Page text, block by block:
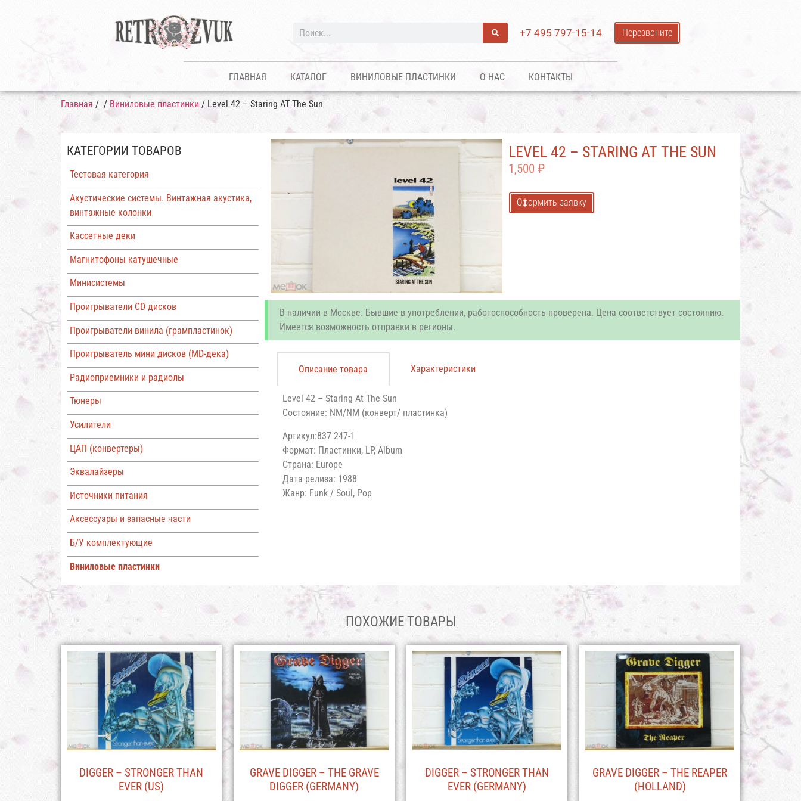
+7 495 797-15-14 Перезвоните
ГЛАВНАЯ КАТАЛОГ ВИНИЛОВЫЕ ПЛАСТИНКИ О НАС КОНТАКТЫ
Главная / / Виниловые пластинки / Level 42 – Staring AT The Sun
КАТЕГОРИИ ТОВАРОВ
Тестовая категория
Акустические системы. Винтажная акустика,
винтажные колонки
Кассетные деки
Магнитофоны катушечные
Минисистемы
Проигрыватели CD дисков
Проигрыватели винила (грампластинок)
Проигрыватель мини дисков (MD-дека)
Радиоприемники и радиолы
Тюнеры
Усилители
ЦАП (конвертеры)
Эквалайзеры
Источники питания
Аксессуары и запасные части
Б/У комплектующие
Виниловые пластинки
LEVEL 42 – STARING AT THE SUN
1,500 ₽
Оформить заявку
В наличии в Москве. Бывшие в употреблении, работоспособность проверена. Цена соответствует состоянию.
Имеется возможность отправки в регионы.
Описание товара Характеристики
Level 42 – Staring At The Sun
Состояние: NM/NM (конверт/ пластинка)
Артикул:837 247-1
Формат: Пластинки, LP, Album
Страна: Europe
Дата релиза: 1988
Жанр: Funk / Soul, Pop
ПОХОЖИЕ ТОВАРЫ
DIGGER – STRONGER THAN
EVER (US)
GRAVE DIGGER – THE GRAVE
DIGGER (GERMANY)
DIGGER – STRONGER THAN
EVER (GERMANY)
GRAVE DIGGER – THE REAPER
(HOLLAND)